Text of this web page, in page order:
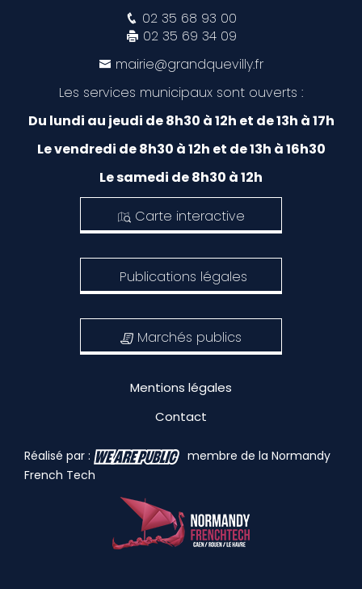
02 35 68 93 00
02 35 69 34 09
mairie@grandquevilly.fr
Les services municipaux sont ouverts :
Du lundi au jeudi de 8h30 à 12h et de 13h à 17h
Le vendredi de 8h30 à 12h et de 13h à 16h30
Le samedi de 8h30 à 12h
Carte interactive
Publications légales
Marchés publics
Mentions légales
Contact
Réalisé par :
membre de la Normandy
French Tech